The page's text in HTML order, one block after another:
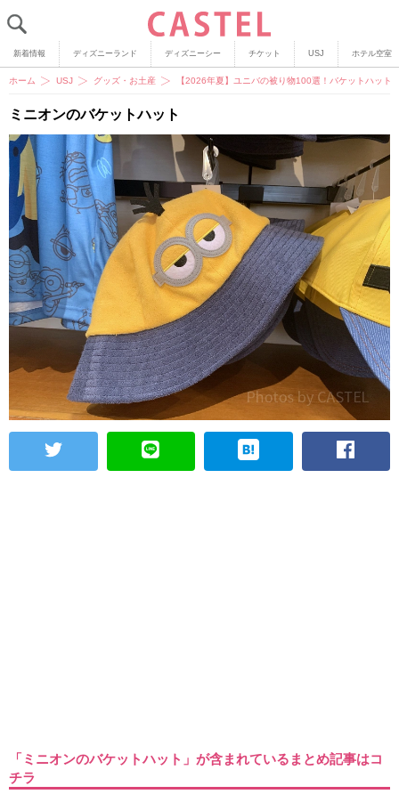
新着情報 ディズニーランド ディズニーシー チケット USJ ホテル空室
ホーム USJ グッズ・お土産 【2026年夏】ユニバの被り物100選！バケットハット
ミニオンのバケットハット
「ミニオンのバケットハット」が含まれているまとめ記事はコ
チラ